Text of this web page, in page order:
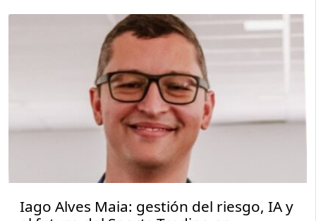
Iago Alves Maia: gestión del riesgo, IA y